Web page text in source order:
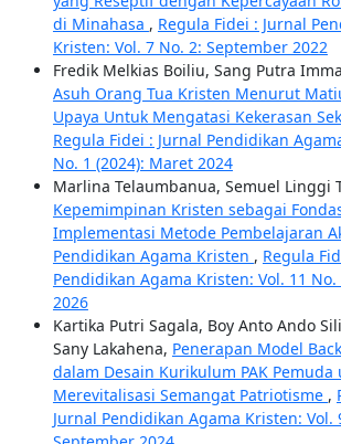
di Minahasa , Regula Fidei : Jurnal
Kristen: Vol. 7 No. 2: September 2022
Fredik Melkias Boiliu, Sang Putra
Asuh Orang Tua Kristen Menurut
Upaya Untuk Mengatasi Kekerasan
Regula Fidei : Jurnal Pendidikan
No. 1 (2024): Maret 2024
Marlina Telaumbanua, Semuel Linggi
Kepemimpinan Kristen sebagai
Implementasi Metode Pembelajaran
Pendidikan Agama Kristen , Regula
Pendidikan Agama Kristen: Vol. 11
2026
Kartika Putri Sagala, Boy Anto Ando
Sany Lakahena, Penerapan Model
dalam Desain Kurikulum PAK Pemuda
Merevitalisasi Semangat Patriotisme ,
Jurnal Pendidikan Agama Kristen: Vol.